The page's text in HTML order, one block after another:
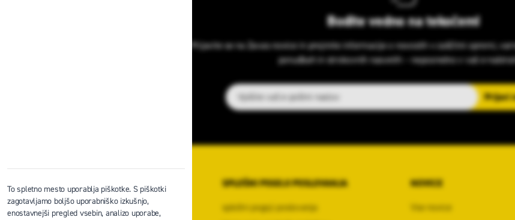
Bodite vedno na tekočem!
Prijavite se na Zavas novice in prejmite informacije o novostih v zaščitni opremi,
ponudbah in strokovnih nasvetih – neposredno v vaš e-
E-poštni naslov
Prijavi
O podjetju
SPLOŠNI POGOJI POSLOVANJA
splošni pogoji poslovanja
NOVICE
Vse novice
To spletno mesto uporablja piškotke. S piškotki
zagotavljamo boljšo uporabniško izkušnjo,
enostavnejši pregled vsebin, analizo uporabe,